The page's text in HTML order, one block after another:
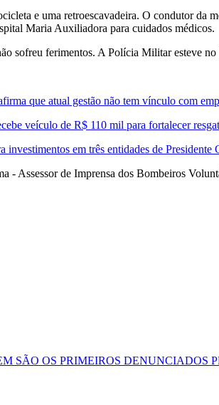
e uma retroescavadeira. O condutor da
Maria Auxiliadora para cuidados médicos.
sofreu ferimentos. A Polícia Militar esteve
que atual gestão não tem vínculo com
veículo de R$ 110 mil para fortalecer
investimentos em três entidades de Presidente
- Assessor de Imprensa dos Bombeiros